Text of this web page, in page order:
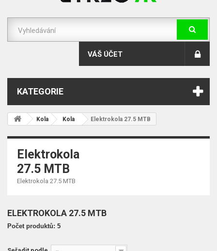
VÁŠ ÚČET
KATEGORIE
Kola Kola Elektrokola 27.5 MTB
Elektrokola
27.5 MTB
Elektrokola 27.5 MTB
ELEKTROKOLA 27.5 MTB
Počet produktů: 5